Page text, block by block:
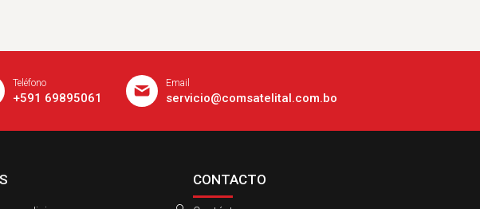
Teléfono
+591 69895061
Email
servicio@comsatelital.com.bo
CONTACTO